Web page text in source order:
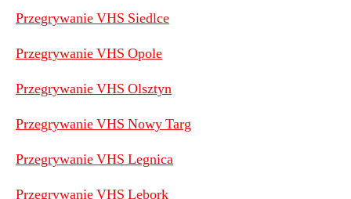
Przegrywanie VHS Siedlce
Przegrywanie VHS Opole
Przegrywanie VHS Olsztyn
Przegrywanie VHS Nowy Targ
Przegrywanie VHS Legnica
Przegrywanie VHS Lębork